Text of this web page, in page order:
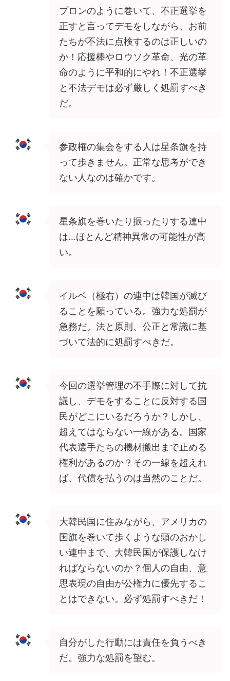
プロンのように巻いて、不正選挙を
正すと言ってデモをしながら、お前
たちが不法に点検するのは正しいの
か！応援棒やロウソク革命、光の革
命のように平和的にやれ！不正選挙
と不法デモは必ず厳しく処罰すべき
だ。
参政権の集会をする人は星条旗を持
って歩きません。正常な思考ができ
ない人なのは確かです。
星条旗を巻いたり振ったりする連中
は…ほとんど精神異常の可能性が高
い。
イルベ（極右）の連中は韓国が滅び
ることを願っている。強力な処罰が
急務だ。法と原則、公正と常識に基
づいて法的に処罰すべきだ。
今回の選挙管理の不手際に対して抗
議し、デモをすることに反対する国
民がどこにいるだろうか？しかし、
超えてはならない一線がある。国家
代表選手たちの機材搬出まで止める
権利があるのか？その一線を超えれ
ば、代償を払うのは当然のことだ。
大韓民国に住みながら、アメリカの
国旗を巻いて歩くような頭のおかし
い連中まで、大韓民国が保護しなけ
ればならないのか？個人の自由、意
思表現の自由が公権力に優先するこ
とはできない。必ず処罰すべきだ！
自分がした行動には責任を負うべき
だ。強力な処罰を望む。